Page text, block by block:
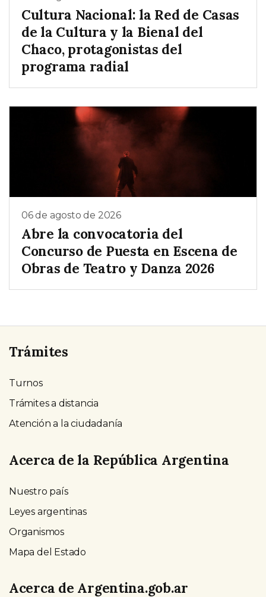
Cultura Nacional: la Red de Casas
de la Cultura y la Bienal del
Chaco, protagonistas del
programa radial
06 de agosto de 2026
Abre la convocatoria del
Concurso de Puesta en Escena de
Obras de Teatro y Danza 2026
Trámites
Turnos
Trámites a distancia
Atención a la ciudadanía
Acerca de la República Argentina
Nuestro país
Leyes argentinas
Organismos
Mapa del Estado
Acerca de Argentina.gob.ar